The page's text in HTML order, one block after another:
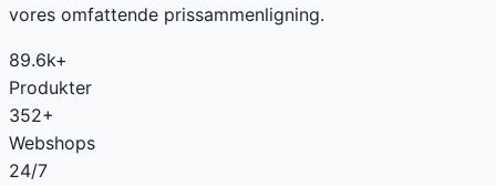
vores omfattende prissammenligning.
89.6k+
Produkter
352+
Webshops
24/7